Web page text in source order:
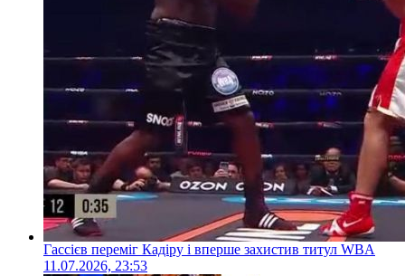
Гассієв переміг Кадіру і вперше захистив титул WBA
11.07.2026, 23:53